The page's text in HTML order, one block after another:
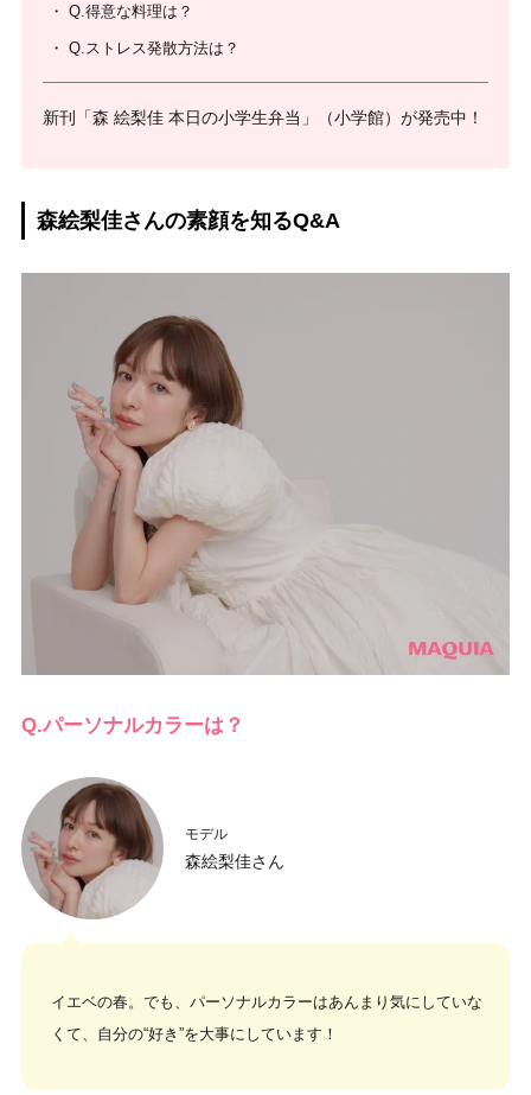
Q.得意な料理は？
Q.ストレス発散方法は？
新刊「森 絵梨佳 本日の小学生弁当」（小学館）が発売中！
森絵梨佳さんの素顔を知るQ&A
Q.パーソナルカラーは？
モデル
森絵梨佳さん
イエベの春。でも、パーソナルカラーはあんまり気にしていな
くて、自分の“好き”を大事にしています！